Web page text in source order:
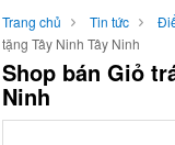
Trang chủ Tin tức
tặng Tây Ninh Tây Ninh
Shop bán Giỏ
Ninh